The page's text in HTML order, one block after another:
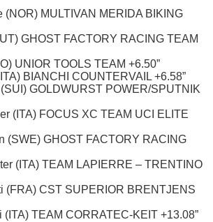
(NOR) MULTIVAN MERIDA BIKING
GHOST FACTORY RACING TEAM
UNIOR TOOLS TEAM +6.50”
BIANCHI COUNTERVAIL +6.58”
GOLDWURST POWER/SPUTNIK
(ITA) FOCUS XC TEAM UCI ELITE
(SWE) GHOST FACTORY RACING
(ITA) TEAM LAPIERRE – TRENTINO
(FRA) CST SUPERIOR BRENTJENS
(ITA) TEAM CORRATEC-KEIT +13.08”